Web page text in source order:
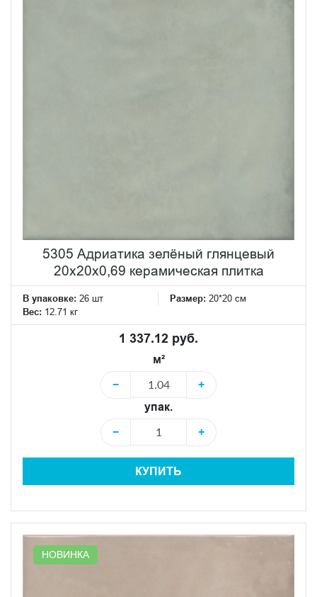
5305 Адриатика зелёный глянцевый
20x20x0,69 керамическая плитка
В упаковке: 26 шт Размер: 20*20 см
Вес: 12.71 кг
1 337.12 руб.
м²
−
+
упак.
−
+
КУПИТЬ
НОВИНКА